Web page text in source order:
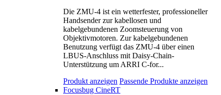
Die ZMU-4 ist ein wetterfester, professioneller
Handsender zur kabellosen und
kabelgebundenen Zoomsteuerung von
Objektivmotoren. Zur kabelgebundenen
Benutzung verfügt das ZMU-4 über einen
LBUS-Anschluss mit Daisy-Chain-
Unterstützung um ARRI C-for...
Produkt anzeigen Passende Produkte anzeigen
Focusbug CineRT